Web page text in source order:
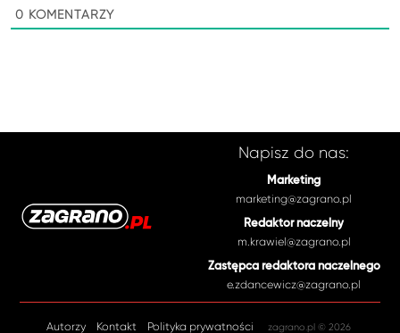
0 KOMENTARZY
Napisz do nas:
Marketing
marketing@zagrano.pl
Redaktor naczelny
m.krawiel@zagrano.pl
Zastępca redaktora naczelnego
e.zdancewicz@zagrano.pl
Autorzy Kontakt Polityka prywatności zagrano.pl © 2026